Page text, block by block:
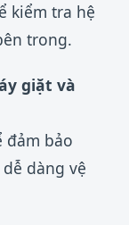
kiểm tra hệ
trong.
giặt và
đảm bảo
dàng vệ